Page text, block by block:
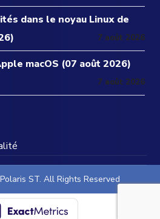
dans le noyau Linux de
7 août 2026
macOS (07 août 2026)
7 août 2026
ST. All Rights Reserved